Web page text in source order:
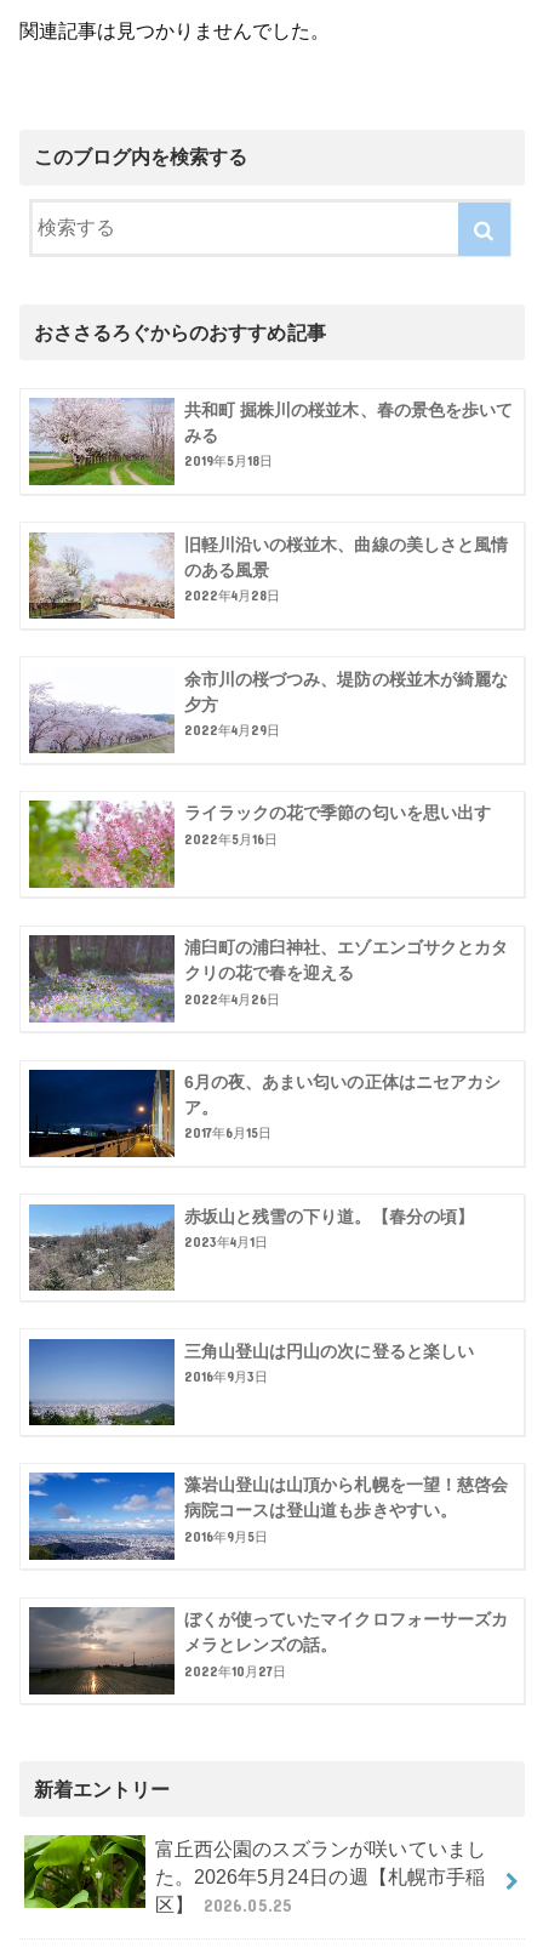
関連記事は見つかりませんでした。
このブログ内を検索する
おささるろぐからのおすすめ記事
共和町 掘株川の桜並木、春の景色を歩いて
みる
2019年5月18日
旧軽川沿いの桜並木、曲線の美しさと風情
のある風景
2022年4月28日
余市川の桜づつみ、堤防の桜並木が綺麗な
夕方
2022年4月29日
ライラックの花で季節の匂いを思い出す
2022年5月16日
浦臼町の浦臼神社、エゾエンゴサクとカタ
クリの花で春を迎える
2022年4月26日
6月の夜、あまい匂いの正体はニセアカシ
ア。
2017年6月15日
赤坂山と残雪の下り道。【春分の頃】
2023年4月1日
三角山登山は円山の次に登ると楽しい
2016年9月3日
藻岩山登山は山頂から札幌を一望！慈啓会
病院コースは登山道も歩きやすい。
2016年9月5日
ぼくが使っていたマイクロフォーサーズカ
メラとレンズの話。
2022年10月27日
新着エントリー
富丘西公園のスズランが咲いていまし
た。2026年5月24日の週【札幌市手稲
区】
2026.05.25